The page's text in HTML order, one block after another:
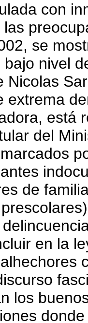
con
se
nivel
Nicolas
extrema
está
del
de
en la
los